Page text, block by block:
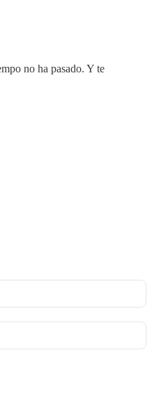
no ha pasado. Y te